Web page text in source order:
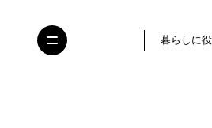
暮らしに